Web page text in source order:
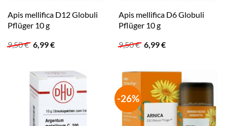
Apis mellifica D12 Globuli
Pflüger 10 g
9,50€ Ursprünglicher
Preis
6,99€Aktueller
Apis mellifica D6 Globuli
Pflüger 10 g
9,50€ Ursprünglicher
Preis
6,99€Aktueller
-26%